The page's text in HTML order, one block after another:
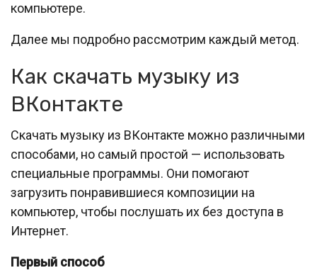
компьютере.
Далее мы подробно рассмотрим каждый метод.
Как скачать музыку из
ВКонтакте
Скачать музыку из ВКонтакте можно различными
способами, но самый простой — использовать
специальные программы. Они помогают
загрузить понравившиеся композиции на
компьютер, чтобы послушать их без доступа в
Интернет.
Первый способ